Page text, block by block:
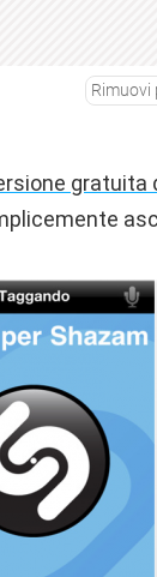
Rimuovi
gratuita